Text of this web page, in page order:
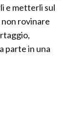
e metterli sul
rovinare
parte in una